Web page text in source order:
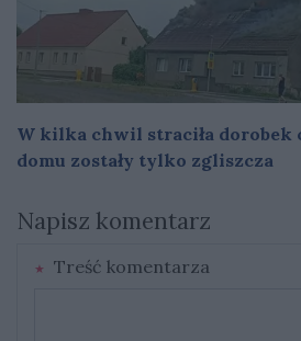
W kilka chwil straciła dorobek
domu zostały tylko zgliszcza
Napisz komentarz
Treść komentarza